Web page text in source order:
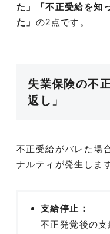
た」「不正受給を知
た」 の2点です。
失業保険の不
返し」
不正受給がバレた場
ナルティが発生しま
支給停止：
不正発覚後の